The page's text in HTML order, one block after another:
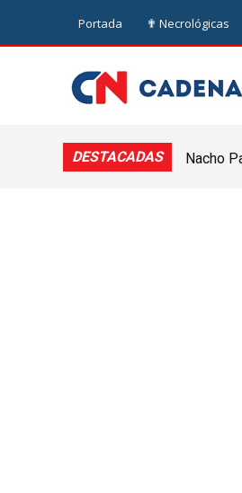
Portada ✟ Necrológicas
DESTACADAS
Nacho